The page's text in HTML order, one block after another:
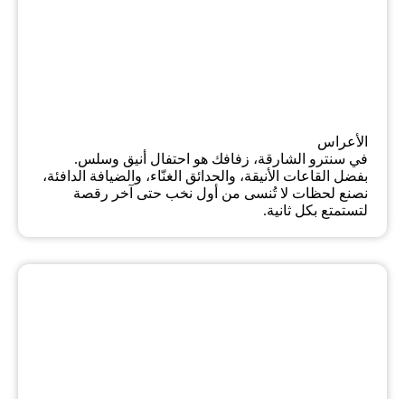
الأعراس
في سنترو الشارقة، زفافك هو احتفال أنيق وسلس.
بفضل القاعات الأنيقة، والحدائق الغنّاء، والضيافة الدافئة،
نصنع لحظات لا تُنسى من أول نخب حتى آخر رقصة
لتستمتع بكل ثانية.